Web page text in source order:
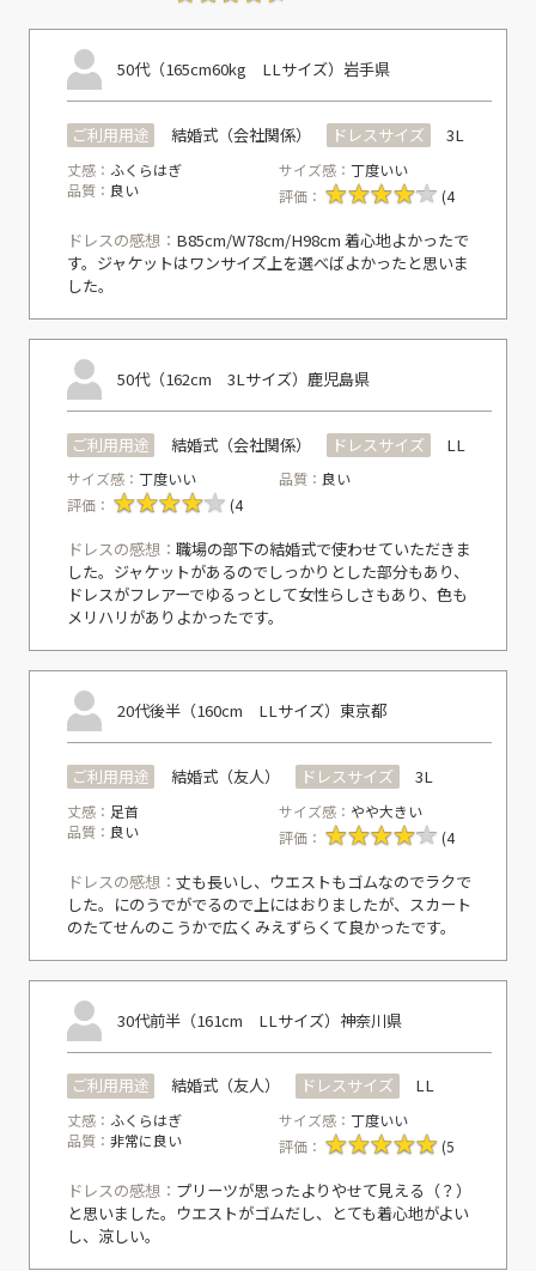
50代（165cm60kg LLサイズ） 岩手県
ご利用用途 結婚式（会社関係） ドレスサイズ 3L
丈感： ふくらはぎ サイズ感：丁度いい
品質： 良い 評価： (4
ドレスの感想： B85cm/W78cm/H98cm 着心地よかったで
す。ジャケットはワンサイズ上を選べばよかったと思いま
した。
50代（162cm 3Lサイズ） 鹿児島県
ご利用用途 結婚式（会社関係） ドレスサイズ LL
サイズ感： 丁度いい 品質： 良い
評価：
(4
ドレスの感想： 職場の部下の結婚式で使わせていただきま
した。ジャケットがあるのでしっかりとした部分もあり、
ドレスがフレアーでゆるっとして女性らしさもあり、色も
メリハリがありよかったです。
20代後半（160cm LLサイズ） 東京都
ご利用用途 結婚式（友人） ドレスサイズ 3L
丈感： 足首 サイズ感： やや大きい
品質： 良い 評価： (4
ドレスの感想： 丈も長いし、ウエストもゴムなのでラクで
した。にのうでがでるので上にはおりましたが、スカート
のたてせんのこうかで広くみえずらくて良かったです。
30代前半（161cm LLサイズ） 神奈川県
ご利用用途 結婚式（友人） ドレスサイズ LL
丈感： ふくらはぎ サイズ感：丁度いい
品質： 非常に良い 評価： (5
ドレスの感想： プリーツが思ったよりやせて見える（？）
と思いました。ウエストがゴムだし、とても着心地がよい
し、涼しい。